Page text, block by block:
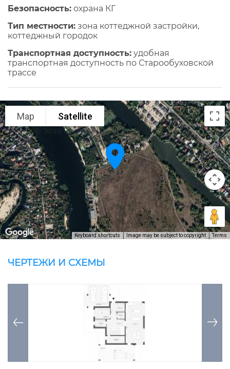
Безопасность: охрана КГ
Тип местности: зона коттеджной застройки,
коттеджный городок
Транспортная доступность: удобная
транспортная доступность по Старообуховской
трассе
Map Satellite
Keyboard shortcuts Image may be subject to copyright Terms
ЧЕРТЕЖИ И СХЕМЫ